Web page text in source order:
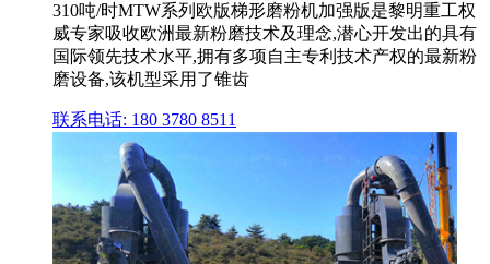
310吨/时MTW系列欧版梯形磨粉机加强版是黎明重工权
威专家吸收欧洲最新粉磨技术及理念,潜心开发出的具有
国际领先技术水平,拥有多项自主专利技术产权的最新粉
磨设备,该机型采用了锥齿
联系电话: 180 3780 8511